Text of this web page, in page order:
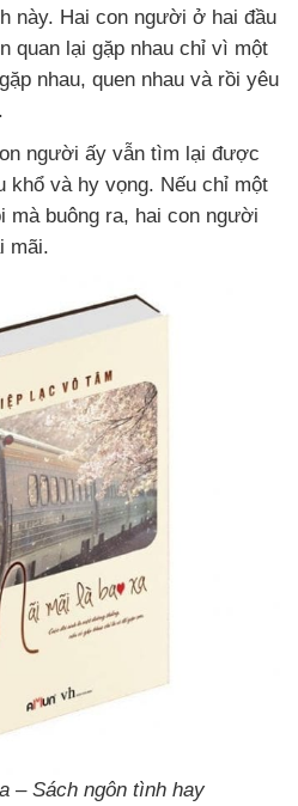
này. Hai con người ở hai đầu
quan lại gặp nhau chỉ vì một
nhau, quen nhau và rồi yêu
người ấy vẫn tìm lại được
khổ và hy vọng. Nếu chỉ một
mà buông ra, hai con người
mãi.
– Sách ngôn tình hay